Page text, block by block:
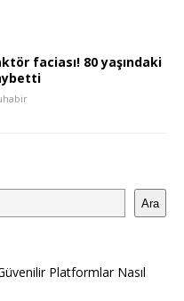
faciası! 80 yaşındaki
Ara
Platformlar Nasıl